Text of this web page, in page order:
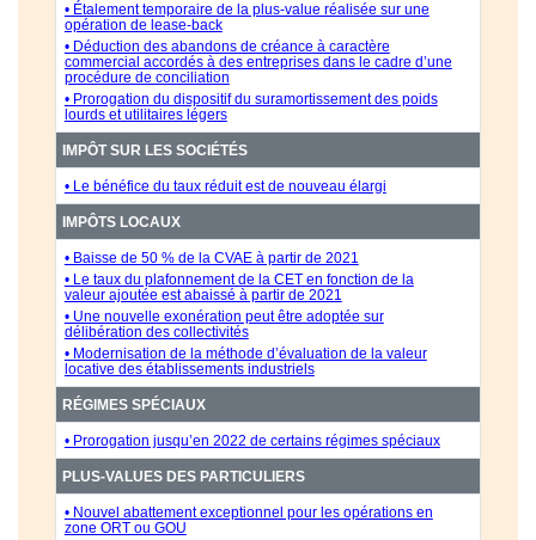
• Étalement temporaire de la plus-value réalisée sur une
opération de lease-back
• Déduction des abandons de créance à caractère
commercial accordés à des entreprises dans le cadre d’une
procédure de conciliation
• Prorogation du dispositif du suramortissement des poids
lourds et utilitaires légers
IMPÔT SUR LES SOCIÉTÉS
• Le bénéfice du taux réduit est de nouveau élargi
IMPÔTS LOCAUX
• Baisse de 50 % de la CVAE à partir de 2021
• Le taux du plafonnement de la CET en fonction de la
valeur ajoutée est abaissé à partir de 2021
• Une nouvelle exonération peut être adoptée sur
délibération des collectivités
• Modernisation de la méthode d’évaluation de la valeur
locative des établissements industriels
RÉGIMES SPÉCIAUX
• Prorogation jusqu’en 2022 de certains régimes spéciaux
PLUS-VALUES DES PARTICULIERS
• Nouvel abattement exceptionnel pour les opérations en
zone ORT ou GOU